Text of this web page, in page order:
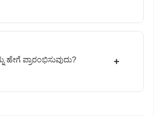
ಹೇಗೆ ಪ್ರಾರಂಭಿಸುವುದು? +